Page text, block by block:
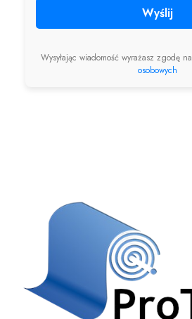
Wyślij
Wysyłając wiadomość wyrażasz zgodę na
osobowych